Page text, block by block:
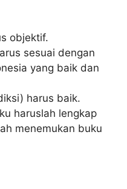
objektif.
sesuai dengan
yang baik dan
harus baik.
haruslah lengkap
menemukan buku